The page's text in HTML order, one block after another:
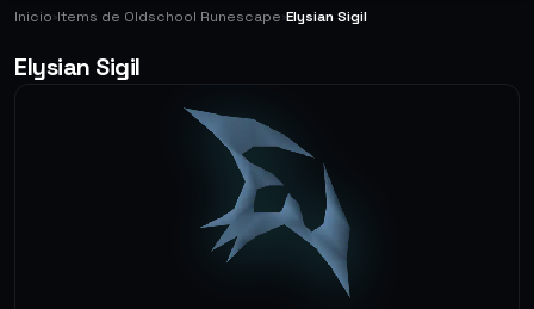
Inicio›Items de Oldschool Runescape›Elysian Sigil
Elysian Sigil